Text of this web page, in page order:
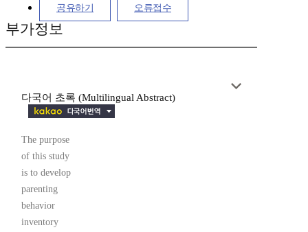
공유하기 오류접수
부가정보
다국어 초록 (Multilingual Abstract)
The purpose
of this study
is to develop
parenting
behavior
inventory